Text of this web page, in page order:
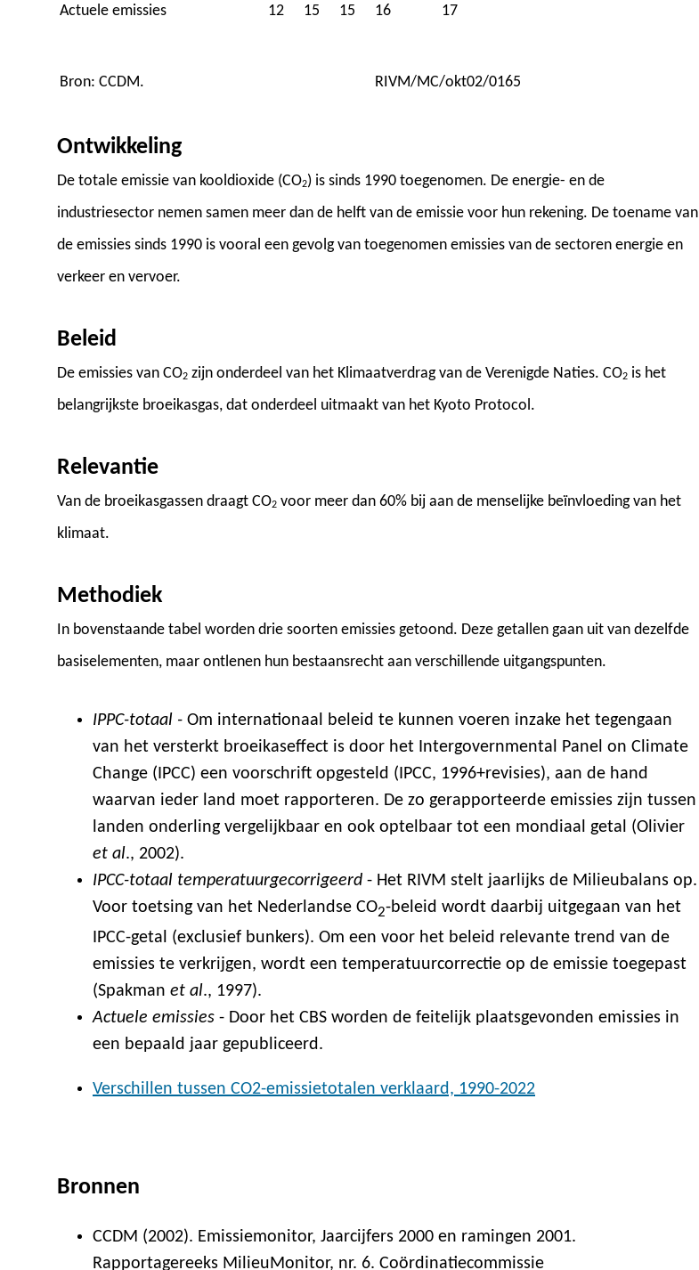
Actuele emissies 12 15 15 16 17
Bron: CCDM. RIVM/MC/okt02/0165
Ontwikkeling
De totale emissie van kooldioxide (CO2) is sinds 1990 toegenomen. De energie- en de
industriesector nemen samen meer dan de helft van de emissie voor hun rekening. De toename van
de emissies sinds 1990 is vooral een gevolg van toegenomen emissies van de sectoren energie en
verkeer en vervoer.
Beleid
De emissies van CO2 zijn onderdeel van het Klimaatverdrag van de Verenigde Naties. CO2 is het
belangrijkste broeikasgas, dat onderdeel uitmaakt van het Kyoto Protocol.
Relevantie
Van de broeikasgassen draagt CO2 voor meer dan 60% bij aan de menselijke beïnvloeding van het
klimaat.
Methodiek
In bovenstaande tabel worden drie soorten emissies getoond. Deze getallen gaan uit van dezelfde
basiselementen, maar ontlenen hun bestaansrecht aan verschillende uitgangspunten.
IPPC-totaal - Om internationaal beleid te kunnen voeren inzake het tegengaan
van het versterkt broeikaseffect is door het Intergovernmental Panel on Climate
Change (IPCC) een voorschrift opgesteld (IPCC, 1996+revisies), aan de hand
waarvan ieder land moet rapporteren. De zo gerapporteerde emissies zijn tussen
landen onderling vergelijkbaar en ook optelbaar tot een mondiaal getal (Olivier
et al., 2002).
IPCC-totaal temperatuurgecorrigeerd - Het RIVM stelt jaarlijks de Milieubalans op.
Voor toetsing van het Nederlandse CO2-beleid wordt daarbij uitgegaan van het
IPCC-getal (exclusief bunkers). Om een voor het beleid relevante trend van de
emissies te verkrijgen, wordt een temperatuurcorrectie op de emissie toegepast
(Spakman et al., 1997).
Actuele emissies - Door het CBS worden de feitelijk plaatsgevonden emissies in
een bepaald jaar gepubliceerd.
Verschillen tussen CO2-emissietotalen verklaard, 1990-2022
Bronnen
CCDM (2002). Emissiemonitor, Jaarcijfers 2000 en ramingen 2001.
Rapportagereeks MilieuMonitor, nr. 6. Coördinatiecommissie